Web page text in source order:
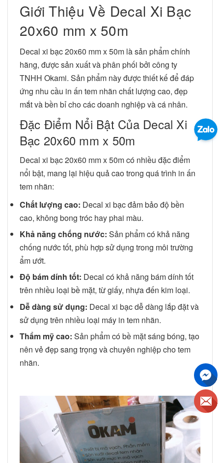
Giới Thiệu Về Decal Xi Bạc
20x60 mm x 50m
Decal xi bạc 20x60 mm x 50m là sản phẩm chính
hãng, được sản xuất và phân phối bởi công ty
TNHH Okami. Sản phẩm này được thiết kế để đáp
ứng nhu cầu in ấn tem nhãn chất lượng cao, đẹp
mắt và bền bỉ cho các doanh nghiệp và cá nhân.
Đặc Điểm Nổi Bật Của Decal Xi
Bạc 20x60 mm x 50m
Decal xi bạc 20x60 mm x 50m có nhiều đặc điểm
nổi bật, mang lại hiệu quả cao trong quá trình in ấn
tem nhãn:
Chất lượng cao: Decal xi bạc đảm bảo độ bền
cao, không bong tróc hay phai màu.
Khả năng chống nước: Sản phẩm có khả năng
chống nước tốt, phù hợp sử dụng trong môi trường
ẩm ướt.
Độ bám dính tốt: Decal có khả năng bám dính tốt
trên nhiều loại bề mặt, từ giấy, nhựa đến kim loại.
Dễ dàng sử dụng: Decal xi bạc dễ dàng lắp đặt và
sử dụng trên nhiều loại máy in tem nhãn.
Thẩm mỹ cao: Sản phẩm có bề mặt sáng bóng, tạo
nên vẻ đẹp sang trọng và chuyên nghiệp cho tem
nhãn.